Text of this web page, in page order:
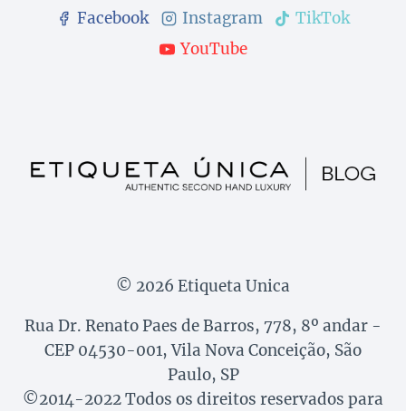
Facebook Instagram
TikTok
YouTube
© 2026 Etiqueta Unica
Rua Dr. Renato Paes de Barros, 778, 8º andar -
CEP 04530-001, Vila Nova Conceição, São
Paulo, SP
©2014-2022 Todos os direitos reservados para